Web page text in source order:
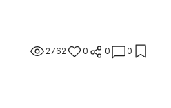
2762 0 0 0